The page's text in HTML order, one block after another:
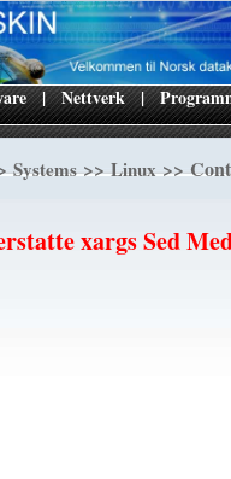
| Nettverk |
Systems>>Linux>>
xargs Sed